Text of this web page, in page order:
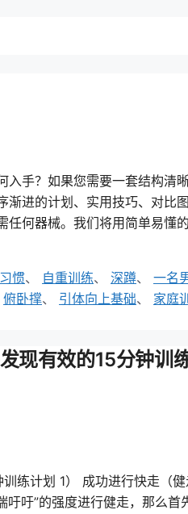
手？如果您需要一套结构清晰
渐进的计划、实用技巧、对比
任何器械。我们将用简单易懂
惯、 自重训练、 深蹲、 一名
俯卧撑、 引体向上基础、 家庭训
现有效的15分钟训
练计划 1） 成功进行快走（健
吁”的强度进行健走，那么首